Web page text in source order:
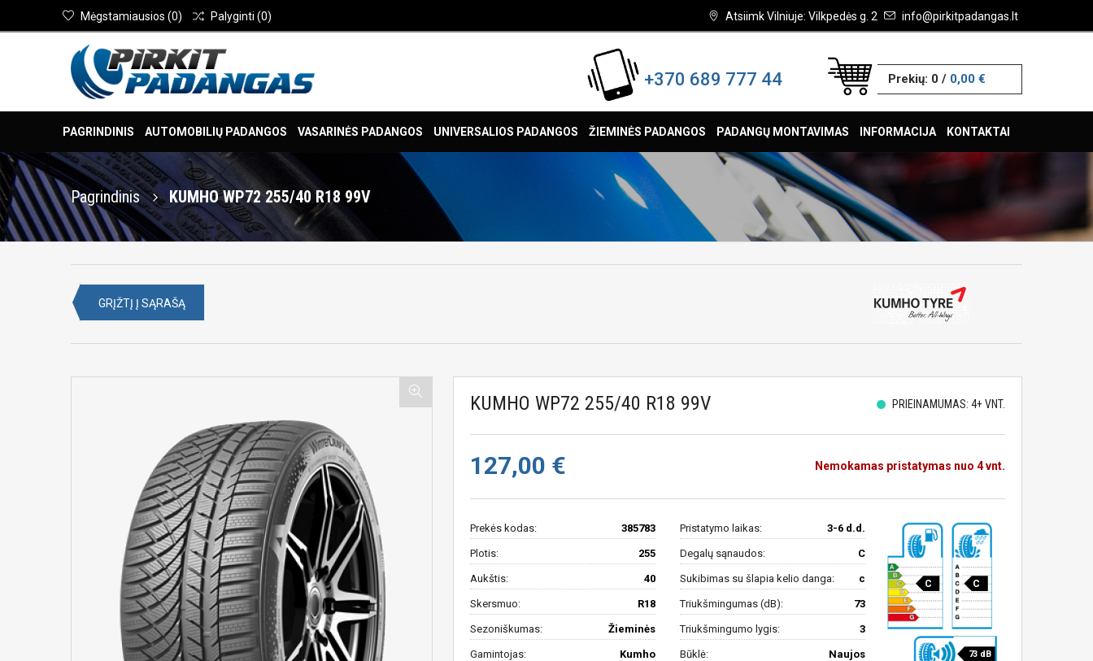
Atsiimk Vilniuje: Vilkpedės g. 2 info@pirkitpadangas.lt
Mėgstamiausios (0) Palyginti (0)
+370 689 777 44 Prekių: 0/ 0,00 €
PAGRINDINIS AUTOMOBILIŲ PADANGOS VASARINĖS PADANGOS UNIVERSALIOS PADANGOS ŽIEMINĖS PADANGOS PADANGŲ MONTAVIMAS INFORMACIJA KONTAKTAI
Pagrindinis KUMHO WP72 255/40 R18 99V
GRĮŽTĮ Į SĄRAŠĄ
KUMHO WP72 255/40 R18 99V PRIEINAMUMAS: 4+ VNT.
127,00 € Nemokamas pristatymas nuo 4 vnt.
Prekės kodas: 385783 Pristatymo laikas: 3-6 d.d.
Plotis: 255
Aukštis: 40
Skersmuo: R18
Sezoniškumas: Žieminės
Gamintojas: Kumho
Degalų sąnaudos: C
Sukibimas su šlapia kelio danga: c
Triukšmingumas (dB): 73
Triukšmingumo lygis: 3
Būklė: Naujos
C C
73 dB